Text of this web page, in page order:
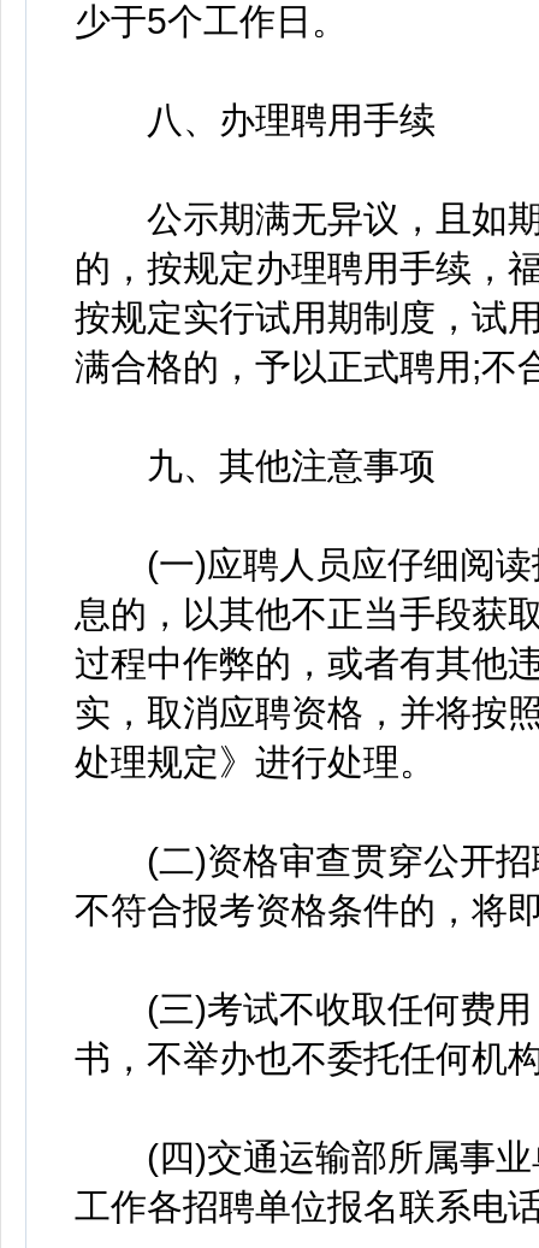
少于5个工作日。
八、办理聘用手续
公示期满无异议，且如期
的，按规定办理聘用手续，
按规定实行试用期制度，试
满合格的，予以正式聘用;不
九、其他注意事项
(一)应聘人员应仔细阅读
息的，以其他不正当手段获
过程中作弊的，或者有其他
实，取消应聘资格，并将按
处理规定》进行处理。
(二)资格审查贯穿公开招
不符合报考资格条件的，将
(三)考试不收取任何费用
书，不举办也不委托任何机
(四)交通运输部所属事业
工作各招聘单位报名联系电